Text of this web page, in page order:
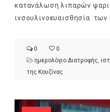
κατανάλωση λιπαρών
ινσουλινοευαισθησία των
0
0
ημερολόγιο Διατροφής,
της Κουζίνας